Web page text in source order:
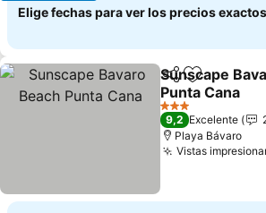
Elige fechas para ver los precios exactos
CompartirAgregar a
Sunscape
Punta Cana
3 Estrellas
9,2 Excelente
Playa Bávaro
Vistas